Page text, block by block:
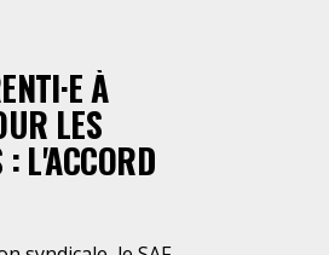
À
LES
: L'ACCORD